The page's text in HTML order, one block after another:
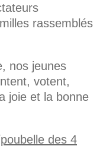
rassemblés
nos jeunes
votent,
joie et la bonne
des 4